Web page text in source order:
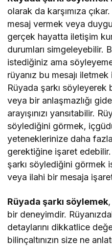
olarak da karşımıza
mesaj vermek veya
gerçek hayatta iletişim
durumları simgeleyebilir.
istediğiniz ama
rüyanız bu mesajı
Rüyada şarkı söyleyerek
veya bir anlaşmazlığı
arayışınızı yansıtabilir.
söylediğini görmek,
yeteneklerinize daha
gerektiğine işaret
şarkı söylediğini görmek
veya ilahi bir mesaja
Rüyada şarkı söylemek
bir deneyimdir.
detaylarını dikkatlice
bilinçaltınızın size ne